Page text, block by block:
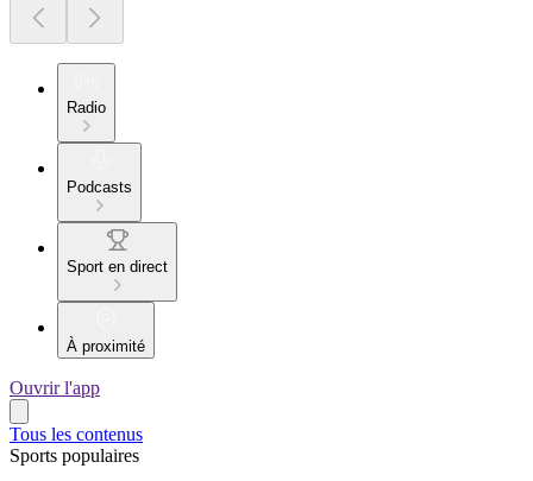
Radio
Podcasts
Sport en direct
À proximité
Ouvrir l'app
Tous les contenus
Sports populaires